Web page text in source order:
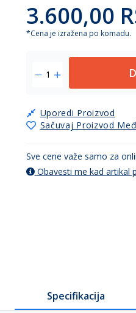
3.600,00
*Cena je izražena po komadu.
Sačuvaj Proizvod
Uporedi Proizvod
Sve cene važe samo za
Obavesti me kad artikal
Specifikacija